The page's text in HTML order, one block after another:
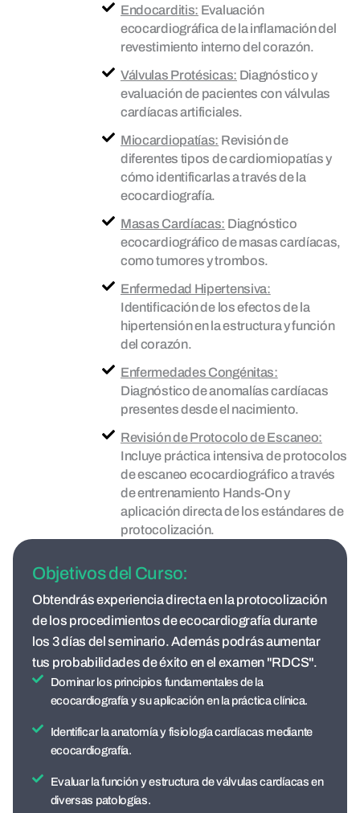
Endocarditis: Evaluación
ecocardiográfica de la inflamación del
revestimiento interno del corazón.
Válvulas Protésicas: Diagnóstico y
evaluación de pacientes con válvulas
cardíacas artificiales.
Miocardiopatías: Revisión de
diferentes tipos de cardiomiopatías y
cómo identificarlas a través de la
ecocardiografía.
Masas Cardíacas: Diagnóstico
ecocardiográfico de masas cardíacas,
como tumores y trombos.
Enfermedad Hipertensiva:
Identificación de los efectos de la
hipertensión en la estructura y función
del corazón.
Enfermedades Congénitas:
Diagnóstico de anomalías cardíacas
presentes desde el nacimiento.
Revisión de Protocolo de Escaneo:
Incluye práctica intensiva de protocolos
de escaneo ecocardiográfico a través
de entrenamiento Hands-On y
aplicación directa de los estándares de
protocolización.
Objetivos del Curso:
Obtendrás experiencia directa en la protocolización
de los procedimientos de ecocardiografía durante
los 3 días del seminario. Además podrás aumentar
tus probabilidades de éxito en el examen "RDCS".
Dominar los principios fundamentales de la
ecocardiografía y su aplicación en la práctica clínica.
Identificar la anatomía y fisiología cardíacas mediante
ecocardiografía.
Evaluar la función y estructura de válvulas cardíacas en
diversas patologías.